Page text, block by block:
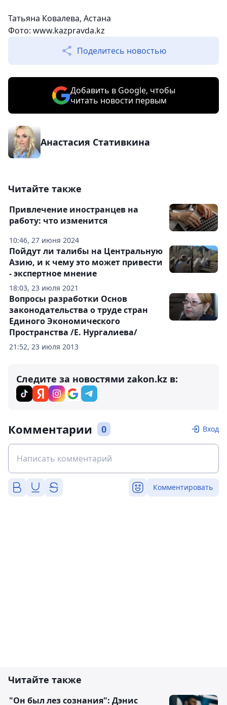
Татьяна Ковалева, Астана
Фото: www.kazpravda.kz
Поделитесь новостью
Добавить в Google, чтобы
читать новости первым
Анастасия Стативкина
Читайте также
10:46, 27 июня 2024
Привлечение иностранцев на
работу: что изменится
18:03, 23 июля 2021
Пойдут ли талибы на Центральную
Азию, и к чему это может привести
- экспертное мнение
21:52, 23 июля 2013
Вопросы разработки Основ
законодательства о труде стран
Единого Экономического
Пространства /Е. Нургалиева/
Следите за новостями zakon.kz в:
Комментарии 0 Вход
Комментировать
Читайте также
"Он был лез сознания": Дэнис